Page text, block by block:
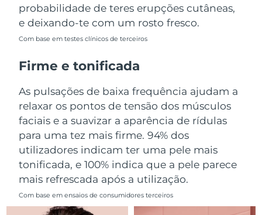
probabilidade de teres erupções cutâneas,
e deixando-te com um rosto fresco.
Com base em testes clínicos de terceiros
Firme e tonificada
As pulsações de baixa frequência ajudam a
relaxar os pontos de tensão dos músculos
faciais e a suavizar a aparência de rídulas
para uma tez mais firme. 94% dos
utilizadores indicam ter uma pele mais
tonificada, e 100% indica que a pele parece
mais refrescada após a utilização.
Com base em ensaios de consumidores terceiros
Países Baixos Entrega prevista8/9/26
Nova Zelândia
Noruega
Omã Entrega prevista8/12/26
Filipinas Entrega prevista8/12/26
Polônia Entrega prevista8/10/26
Portugal Entrega prevista
Porto Rico Entrega prevista8/11/26